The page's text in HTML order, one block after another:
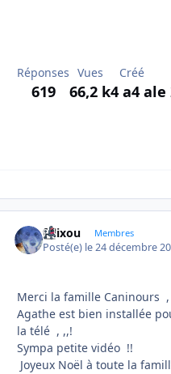
Réponses
619
Vues
66,2 k
Créé
4 a4 ale
felixou Membres
Posté(e) le 24 décembre
Merci la famille Caninours ,
Agathe est bien installée
la télé , ,,!
Sympa petite vidéo !!
Joyeux Noël à toute la